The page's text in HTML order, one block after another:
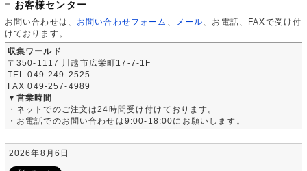
お客様センター
お問い合わせは、 お問い合わせフォーム メール 、お電話、FAXで受け付
けております。
収集ワールド
〒350-1117 川越市広栄町17-7-1F
TEL 049-249-2525
FAX 049-257-4989
▼営業時間
・ネットでのご注文は24時間受け付けております。
・お電話でのお問い合わせは9:00-18:00にお願いします。
2026年8月6日